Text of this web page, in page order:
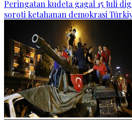
Peringatan kudeta gagal 15 Juli
soroti ketahanan demokrasi